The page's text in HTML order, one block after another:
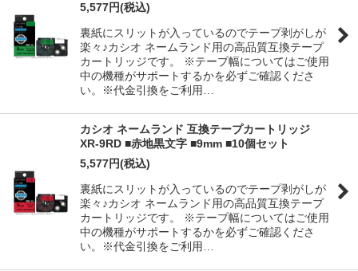
5,577円(税込)
裏紙にスリットが入っているのでテープ剥がしが
楽々♪カシオ ネームランド用の高品質互換テープ
カートリッジです。 ※テープ幅についてはご使用
中の機種がサポートするかを必ずご確認くださ
い。※代金引換をご利用…
カシオ ネームランド 互換テープカートリッジ
XR-9RD ■赤地黒文字 ■9mm ■10個セット
5,577円(税込)
裏紙にスリットが入っているのでテープ剥がしが
楽々♪カシオ ネームランド用の高品質互換テープ
カートリッジです。 ※テープ幅についてはご使用
中の機種がサポートするかを必ずご確認くださ
い。※代金引換をご利用…